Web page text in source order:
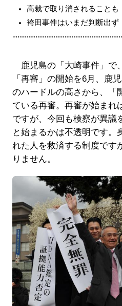
高裁で取り消されることも
袴田事件はいまだ判断出ず
鹿児島の「大崎事件」で
「再審」の開始を6月、鹿
のハードルの高さから、「
ている再審。再審が始まれ
ですが、今回も検察が異議
と始まるかは不透明です。
れた人を救済する制度です
りません。